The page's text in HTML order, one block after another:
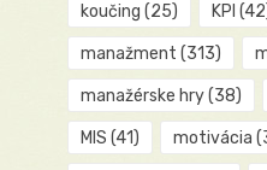
koučing (25) KPI
manažment (313)
manažérske hry(38)
MIS (41) motivácia